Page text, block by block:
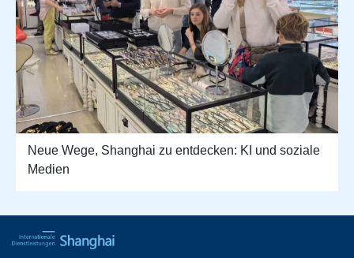
Neue Wege, Shanghai zu entdecken: KI und soziale
Medien